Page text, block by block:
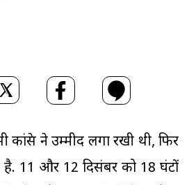
कांग्रेस ने उम्मीद लगा रखी थी, फिर
है. 11 और 12 दिसंबर को 18 घंटों